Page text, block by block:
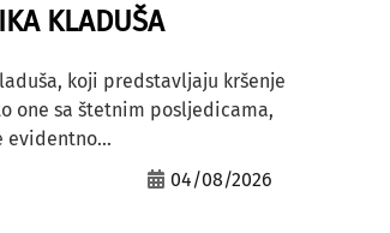
KLADUŠA
koji predstavljaju kršenje
one sa štetnim posljedicama,
evidentno...
04/08/2026